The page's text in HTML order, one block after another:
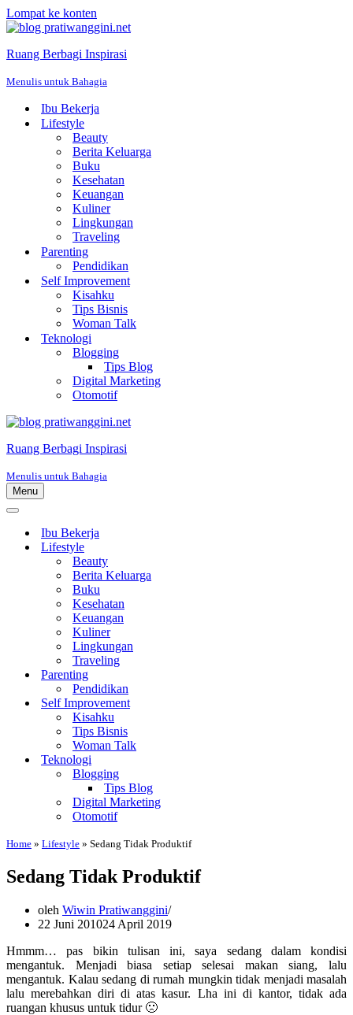
Lompat ke konten
Ruang Berbagi Inspirasi
Menulis untuk Bahagia
Ibu Bekerja
Lifestyle
Beauty
Berita Keluarga
Buku
Kesehatan
Keuangan
Kuliner
Lingkungan
Traveling
Parenting
Pendidikan
Self Improvement
Kisahku
Tips Bisnis
Woman Talk
Teknologi
Blogging
Tips Blog
Digital Marketing
Otomotif
Ruang Berbagi Inspirasi
Menulis untuk Bahagia
Menu
Menu
Menu
NavigasiIbu Bekerja
Lifestyle
Beauty
Berita Keluarga
Buku
Kesehatan
Keuangan
Kuliner
Lingkungan
Traveling
Parenting
Pendidikan
Self Improvement
Kisahku
Tips Bisnis
Woman Talk
Teknologi
Blogging
Tips Blog
Digital Marketing
Otomotif
Home » Lifestyle » Sedang Tidak Produktif
Sedang Tidak Produktif
oleh Wiwin Pratiwanggini
22 Juni 201024 April 2019
Hmmm… pas bikin tulisan ini, saya sedang dalam kondisi
mengantuk. Menjadi biasa setiap selesai makan siang, lalu
mengantuk. Kalau sedang di rumah mungkin tidak menjadi masalah
lalu merebahkan diri di atas kasur. Lha ini di kantor, tidak ada
ruangan khusus untuk tidur 🙁